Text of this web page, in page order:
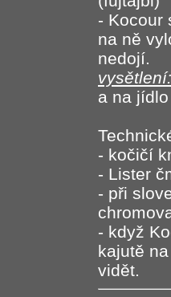
- Kocour
na ně
nedojí.
vysětlení:
a na
- kočičí
- Lister
- při
- když
kajutě
vidět.